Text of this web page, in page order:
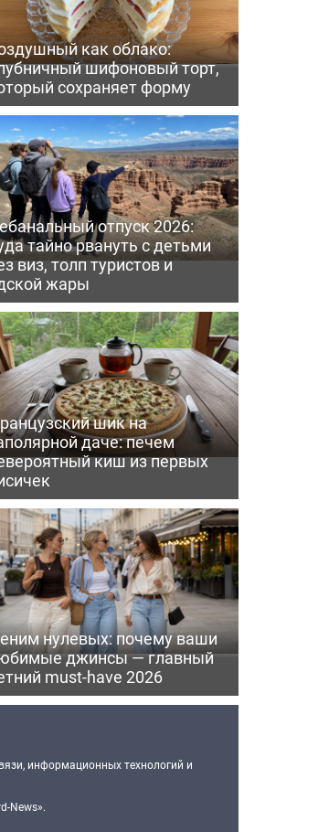
как облако:
шифоновый торт,
сохраняет форму
отпуск 2026:
тайно рвануть с детьми
виз, толп туристов и
жары
шик на
даче: печем
киш из первых
нулевых: почему ваши
джинсы — главный
must-have 2026
информационных технологий и
News».